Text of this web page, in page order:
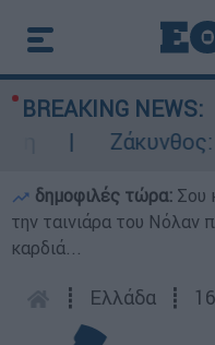
BREAKING NEWS:
Ζάκυνθος:
δημοφιλές τώρα: Σου
την ταινιάρα του Νόλαν
καρδιά...
┋ Ελλάδα ┋